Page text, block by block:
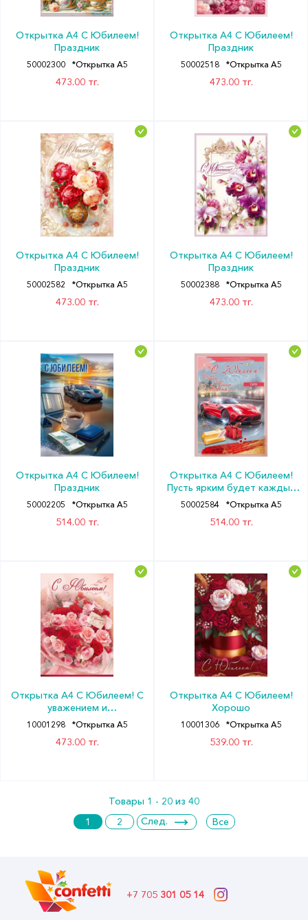
Открытка А4 С Юбилеем!
Праздник
50002300 *Открытка А5
473.00 тг.
Открытка А4 С Юбилеем!
Праздник
50002518 *Открытка А5
473.00 тг.
Открытка А4 С Юбилеем!
Праздник
50002582 *Открытка А5
473.00 тг.
Открытка А4 С Юбилеем!
Праздник
50002388 *Открытка А5
473.00 тг.
Открытка А4 С Юбилеем!
Праздник
50002205 *Открытка А5
514.00 тг.
Открытка А4 С Юбилеем!
Пусть ярким будет каждый
день... Удачи Праздник
50002584 *Открытка А5
514.00 тг.
Открытка А4 С Юбилеем! С
уважением и
благодарностью Хорошо
10001298 *Открытка А5
473.00 тг.
Открытка А4 С Юбилеем!
Хорошо
10001306 *Открытка А5
539.00 тг.
Товары 1 - 20 из 40
1
2 След. Все
+7 705 301 05 14